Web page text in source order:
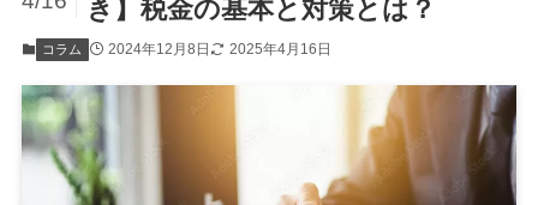
き】税金の基本と対策とは？
コラム 2024年12月8日 2025年4月16日